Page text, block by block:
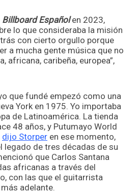
Billboard Españolen 2023,
lo que consideraba la misión
con cierto orgullo porque
a mucha gente música que no
africana, caribeña, europea”,
que fundé empezó como una
York en 1975. Yo importaba
de Latinoamérica. La tienda
48 años, y Putumayo World
dijo Storper en ese momento,
legado de tres décadas de su
que Carlos Santana
africanas a través del
con las que el guitarrista
adelante.